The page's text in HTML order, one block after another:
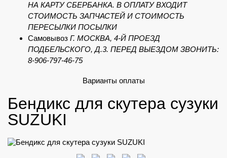
НА КАРТУ СБЕРБАНКА. В ОПЛАТУ ВХОДИТ
СТОИМОСТЬ ЗАПЧАСТЕЙ И СТОИМОСТЬ
ПЕРЕСЫЛКИ ПОСЫЛКИ
Самовывоз Г. МОСКВА, 4-Й ПРОЕЗД
ПОДБЕЛЬСКОГО, Д.3. ПЕРЕД ВЫЕЗДОМ ЗВОНИТЬ:
8-906-797-46-75
Варианты оплаты
Бендикc для скутера сузуки
SUZUKI